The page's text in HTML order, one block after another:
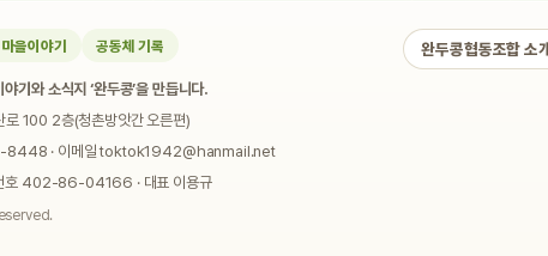
을이야기 공동체 기록
기와 소식지 ‘완두콩’을 만듭니다.
100 2층(청촌방앗간 오른편)
· 이메일 toktok1942@hanmail.net
번호 402-86-04166 · 대표 이용규
완두콩협동조합 소